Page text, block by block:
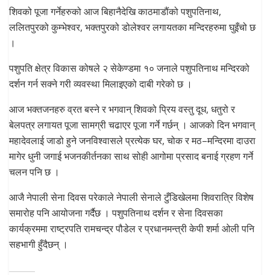
शिवको पूजा गर्नेहरुको आज बिहानैदेखि काठमाडौंको पशुपतिनाथ,
ललितपुरको कुम्भेश्वर, भक्तपुरको डोलेश्वर लगायतका मन्दिरहरुमा घुइँचो छ
।
पशुपति क्षेत्र विकास कोषले २ सेकेण्डमा १० जनाले पशुपतिनाथ मन्दिरको
दर्शन गर्न सक्ने गरी व्यवस्था मिलाइएको दाबी गरेको छ ।
आज भक्तजनहरु व्रत बस्ने र भगवान् शिवको प्रिय वस्तु दूध, धतुरो र
बेलपत्र लगायत पूजा सामग्री चढाएर पूजा गर्ने गर्छन् । आजको दिन भगवान्
महादेवलाई जाडो हुने जनविश्वासले प्रत्येक घर, चोक र मठ–मन्दिरमा दाउरा
मागेर धुनी जगाई भजनकीर्तनका साथ सोही आगोमा प्रसाद बनाई ग्रहण गर्ने
चलन पनि छ ।
आजै नेपाली सेना दिवस परेकाले नेपाली सेनाले टुँडिखेलमा शिवरात्रि विशेष
समारोह पनि आयोजना गर्दैछ । पशुपतिनाथ दर्शन र सेना दिवसका
कार्यक्रममा राष्ट्रपति रामचन्द्र पौडेल र प्रधानमन्त्री केपी शर्मा ओली पनि
सहभागी हुँदैछन् ।